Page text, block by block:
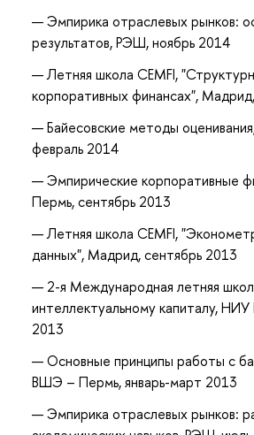
Эмпирика отраслевых рынков:
результатов, РЭШ, ноябрь 2014
Летняя школа CEMFI,
корпоративных финансах",
Байесовские методы
февраль 2014
Эмпирические корпоративные
Пермь, сентябрь 2013
Летняя школа CEMFI,
данных", Мадрид, сентябрь 2013
2-я Международная летняя
интеллектуальному капиталу,
2013
Основные принципы работы с
ВШЭ – Пермь, январь-март 2013
Эмпирика отраслевых рынков: